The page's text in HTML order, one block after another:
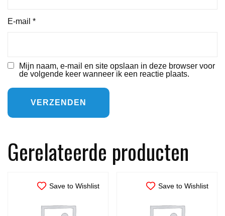
E-mail *
Mijn naam, e-mail en site opslaan in deze browser voor
de volgende keer wanneer ik een reactie plaats.
Gerelateerde producten
Save to Wishlist Save to Wishlist